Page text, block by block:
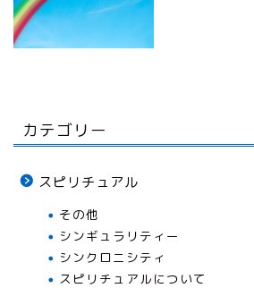
カテゴリー
スピリチュアル
その他
シンギュラリティー
シンクロニシティ
スピリチュアルについて